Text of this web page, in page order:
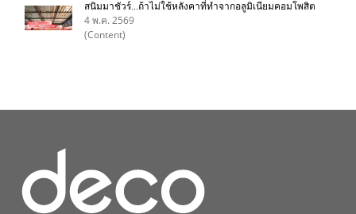
สนิมมาชัวร์...ถ้าไม่ใช้หลังคาที่ทำจากอลูมิเนียมคอมโพสิต
4 พ.ค. 2569
(Content)